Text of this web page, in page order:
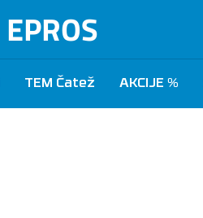
EPROS
TEM Čatež AKCIJE %